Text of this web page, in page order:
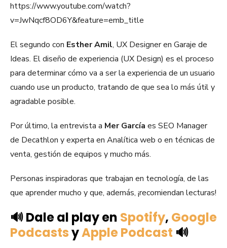
https://www.youtube.com/watch?
v=JwNqcf8OD6Y&feature=emb_title
El segundo con Esther Amil, UX Designer en Garaje de
Ideas. El diseño de experiencia (UX Design) es el proceso
para determinar cómo va a ser la experiencia de un usuario
cuando use un producto, tratando de que sea lo más útil y
agradable posible.
Por último, la entrevista a Mer García es SEO Manager
de Decathlon y experta en Analítica web o en técnicas de
venta, gestión de equipos y mucho más.
Personas inspiradoras que trabajan en tecnología, de las
que aprender mucho y que, además, ¡recomiendan lecturas!
🔊 Dale al play en Spotify, Google
PodcastsyApple Podcast 🔊